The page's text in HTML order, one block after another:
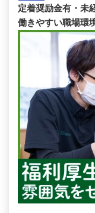
定着奨励金有・
働きやすい職場環